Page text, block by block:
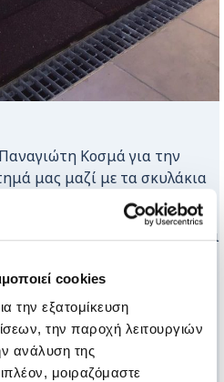
cookies
την εξατομίκευση
την παροχή λειτουργιών
ανάλυση της
μοιραζόμαστε
Κοσμά για την
μας μαζί με τα σκυλάκια
εχαρά, χαμόγελα και παιχνίδι
το πρωινό μας με